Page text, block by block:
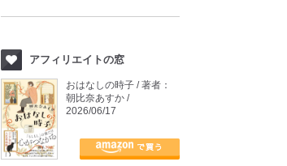
アフィリエイトの窓
おはなしの時子 / 著者：
朝比奈あすか /
2026/06/17